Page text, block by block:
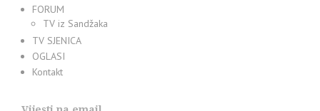
FORUM
TV iz Sandžaka
TV SJENICA
OGLASI
Kontakt